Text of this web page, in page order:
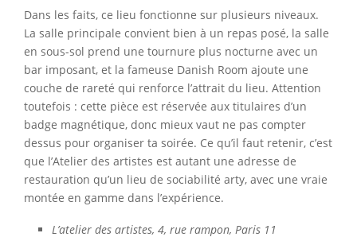
Dans les faits, ce lieu fonctionne sur plusieurs niveaux.
La salle principale convient bien à un repas posé, la salle
en sous-sol prend une tournure plus nocturne avec un
bar imposant, et la fameuse Danish Room ajoute une
couche de rareté qui renforce l’attrait du lieu. Attention
toutefois : cette pièce est réservée aux titulaires d’un
badge magnétique, donc mieux vaut ne pas compter
dessus pour organiser ta soirée. Ce qu’il faut retenir, c’est
que l’Atelier des artistes est autant une adresse de
restauration qu’un lieu de sociabilité arty, avec une vraie
montée en gamme dans l’expérience.
L’atelier des artistes, 4, rue rampon, Paris 11